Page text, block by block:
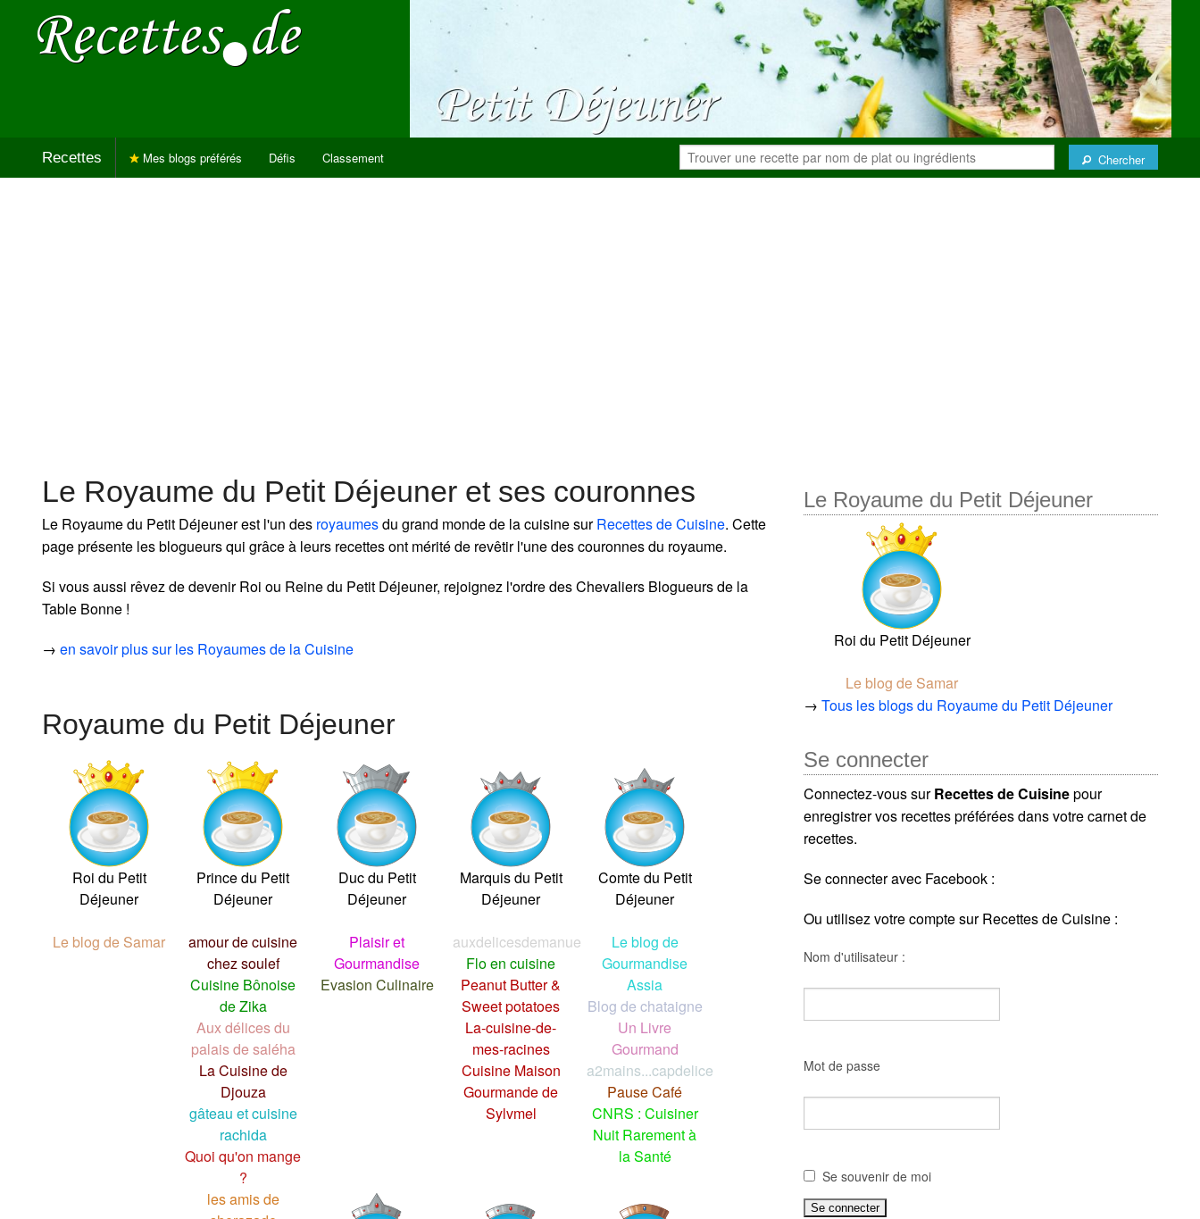
Recettes Chercher
Mes blogs préférés Défis Classement
Le Royaume du Petit Déjeuner et ses couronnes
Le Royaume du Petit Déjeuner est l'un des royaumesdu grand monde de la cuisine surRecettes de Cuisine. Cette
page présente les blogueurs qui grâce à leurs recettes ont mérité de revêtir l'une des couronnes du royaume.
Si vous aussi rêvez de devenir Roi ou Reine du Petit Déjeuner, rejoignez l'ordre des Chevaliers Blogueurs de la
Table Bonne !
→ en savoir plus sur les Royaumes de la Cuisine
Royaume du Petit Déjeuner
Roi du Petit
Déjeuner
Le blog de Samar
Prince du Petit
Déjeuner
amour de cuisine
chez soulef
Cuisine Bônoise
de Zika
Aux délices du
palais de saléha
La Cuisine de
Djouza
gâteau et cuisine
rachida
Quoi qu'on mange
?
les amis de
Duc du Petit
Déjeuner
Plaisir et
Gourmandise
Evasion Culinaire
Marquis du Petit
Déjeuner
auxdelicesdemanue
Flo en cuisine
Peanut Butter &
Sweet potatoes
La-cuisine-de-
mes-racines
Cuisine Maison
Gourmande de
Sylvmel
Comte du Petit
Déjeuner
Le blog de
Gourmandise
Assia
Blog de chataigne
Un Livre
Gourmand
a2mains...capdelice
Pause Café
CNRS : Cuisiner
Nuit Rarement à
la Santé
Le Royaume du Petit Déjeuner
Roi du Petit Déjeuner
Le blog de Samar
→Tous les blogs du Royaume du Petit Déjeuner
Se connecter
Connectez-vous surRecettes de Cuisinepour
enregistrer vos recettes préférées dans votre carnet de
recettes.
Se connecter avec Facebook :
Ou utilisez votre compte sur Recettes de Cuisine :
Nom d'utilisateur :
Mot de passe
Se souvenir de moi